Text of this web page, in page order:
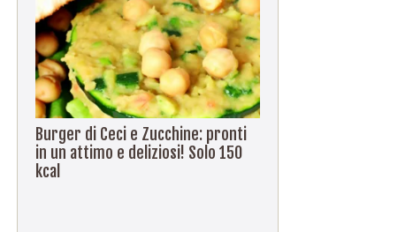
Burger di Ceci e Zucchine: pronti
in un attimo e deliziosi! Solo 150
kcal